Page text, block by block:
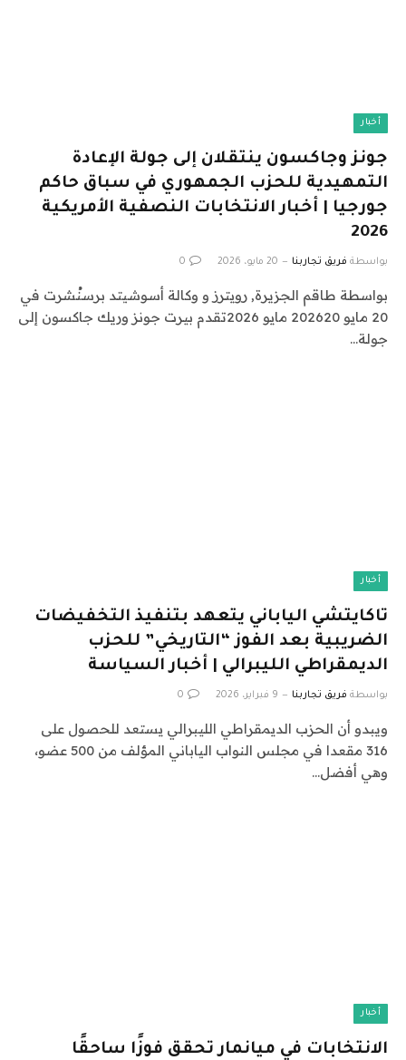
أخبار
جونز وجاكسون ينتقلان إلى جولة الإعادة
التمهيدية للحزب الجمهوري في سباق حاكم
جورجيا | أخبار الانتخابات النصفية الأمريكية
2026
بواسطة فريق تجاربنا 20 مايو، 2026 0
بواسطة طاقم الجزيرة, رويترز و وكالة أسوشيتد برسنُشرت في
20 مايو 202620 مايو 2026تقدم بيرت جونز وريك جاكسون إلى
جولة…
أخبار
تاكايتشي الياباني يتعهد بتنفيذ التخفيضات
الضريبية بعد الفوز “التاريخي” للحزب
الديمقراطي الليبرالي | أخبار السياسة
بواسطة فريق تجاربنا 9 فبراير، 2026 0
ويبدو أن الحزب الديمقراطي الليبرالي يستعد للحصول على
316 مقعدا في مجلس النواب الياباني المؤلف من 500 عضو،
وهي أفضل…
أخبار
الانتخابات في ميانمار تحقق فوزًا ساحقًا